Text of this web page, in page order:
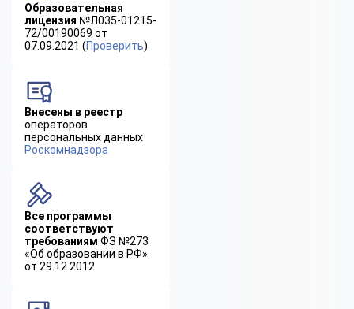
Образовательная
лицензия №Л035-01215-
72/00190069 от
07.09.2021 (Проверить)
Внесены в реестр
операторов
персональных данных
Роскомнадзора
Все программы
соответствуют
требованиям ФЗ №273
«Об образовании в РФ»
от 29.12.2012